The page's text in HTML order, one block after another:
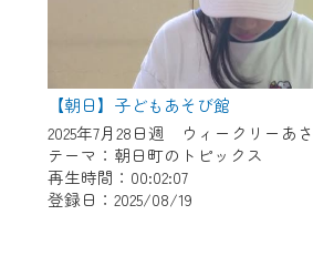
【朝日】子どもあそび館
2025年7月28日週 ウィークリーあ
テーマ：朝日町のトピックス
再生時間：00:02:07
登録日：2025/08/19
何卒、ご理解ご了承の程よ
いたします。
※マイページへのログインに
要となります。
※MyIDとは、CCNet Web TV
各種サービスをご利用頂くた